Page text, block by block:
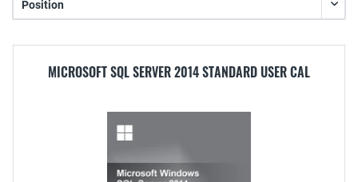
MICROSOFT SQL SERVER 2014 STANDARD USER CAL